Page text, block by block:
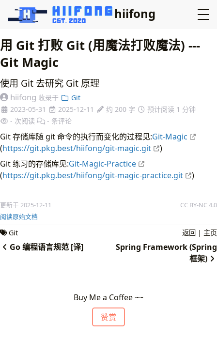
hiifong
用 Git 打败 Git (用魔法打败魔法) ---
Git Magic
使用 Git 去研究 Git 原理
hiifong 收录于
Git
2023-05-31
2025-12-11 约 200 字
预计阅读 1 分钟
- 次阅读 - 条评论
Git 存储库随 git 命令的执行而变化的过程见:Git-Magic
(https://git.pkg.best/hiifong/git-magic.git
)
Git 练习的存储库见:Git-Magic-Practice
(https://git.pkg.best/hiifong/git-magic-practice.git )
更新于 2025-12-11
CC BY-NC 4.0
阅读原始文档
Git 返回 | 主页
Go 编程语言规范 [译]
Spring Framework (Spring
框架)
Buy Me a Coffee ~~
赞赏